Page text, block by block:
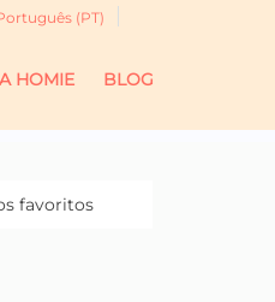
(PT)
HOMIE BLOG
favoritos